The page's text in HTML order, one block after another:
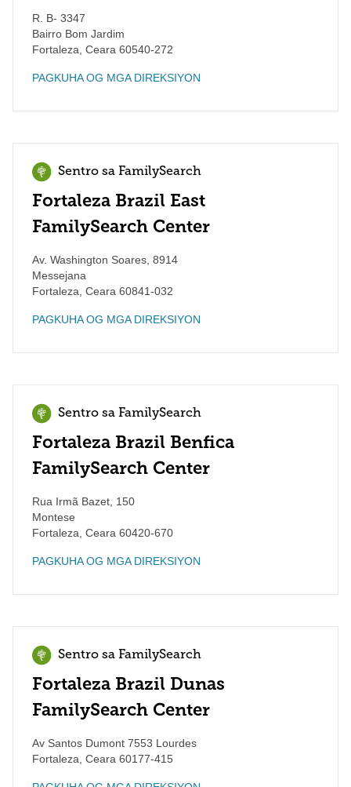
R. B- 3347
Bairro Bom Jardim
Fortaleza Ceara 60540-272
PAGKUHA OG MGA DIREKSIYON
Sentro sa FamilySearch
Fortaleza Brazil East
FamilySearch Center
Av. Washington Soares, 8914
Messejana
Fortaleza Ceara 60841-032
PAGKUHA OG MGA DIREKSIYON
Sentro sa FamilySearch
Fortaleza Brazil Benfica
FamilySearch Center
Rua Irmã Bazet, 150
Montese
Fortaleza Ceara 60420-670
PAGKUHA OG MGA DIREKSIYON
Sentro sa FamilySearch
Fortaleza Brazil Dunas
FamilySearch Center
Av Santos Dumont 7553 Lourdes
Fortaleza Ceara 60177-415